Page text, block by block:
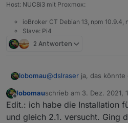
Host: NUC8i3 mit Proxmox:
ioBroker CT Debian 13, npm 10.9.4,
Slave: Pi4
2 Antworten
lobomau@dslraser ja, das könnte
Edit.: hab ich doch, oder?
/etc/apt/sources.list:
Offline
lobomauschrieb am 3. Dez. 2021,
zuletzt editiert von
Edit.: ich habe die Installation
und gleich 2.1. versucht. Ging